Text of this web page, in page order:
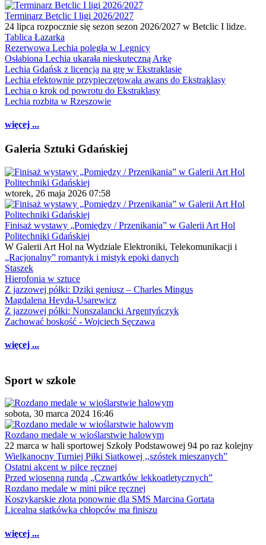
Terminarz Betclic I ligi 2026/2027
24 lipca rozpocznie się sezon sezon 2026/2027 w Betclic I lidze.
Tablica Łazarka
Rezerwowa Lechia poległa w Legnicy
Osłabiona Lechia ukarała nieskuteczną Arkę
Lechia Gdańsk z licencją na grę w Ekstraklasie
Lechia efektownie przypieczętowała awans do Ekstraklasy
Lechia o krok od powrotu do Ekstraklasy
Lechia rozbita w Rzeszowie
więcej ...
Galeria Sztuki Gdańskiej
wtorek, 26 maja 2026 07:58
Finisaż wystawy „Pomiędzy / Przenikania” w Galerii Art Hol
Politechniki Gdańskiej
W Galerii Art Hol na Wydziale Elektroniki, Telekomunikacji i
„Racjonalny” romantyk i mistyk epoki danych
Staszek
Hierofonia w sztuce
Z jazzowej półki: Dziki geniusz – Charles Mingus
Magdalena Heyda-Usarewicz
Z jazzowej półki: Nonszalancki Argentyńczyk
Zachować boskość - Wojciech Sęczawa
więcej ...
Sport w szkole
sobota, 30 marca 2024 16:46
Rozdano medale w wioślarstwie halowym
22 marca w hali sportowej Szkoły Podstawowej 94 po raz kolejny
Wielkanocny Turniej Piłki Siatkowej ,,szóstek mieszanych”
Ostatni akcent w piłce ręcznej
Przed wiosenną rundą „Czwartków lekkoatletycznych”
Rozdano medale w mini piłce ręcznej
Koszykarskie złota ponownie dla SMS Marcina Gortata
Licealna siatkówka chłopców ma finiszu
więcej ...